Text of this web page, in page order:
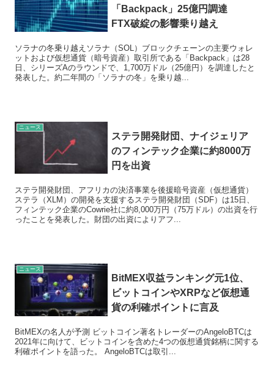
「Backpack」25億円調達
FTX破綻の影響乗り越え
ソラナの冬乗り越えソラナ（SOL）ブロックチェーンの主要ウォレ
ットおよび仮想通貨（暗号資産）取引所である「Backpack」は28
日、シリーズAのラウンドで、1,700万ドル（25億円）を調達したと
発表した。約二年間の「ソラナの冬」を乗り越...
ニュース
ステラ開発財団、ナイジェリア
のフィンテック企業に約8000万
円を出資
ステラ開発財団、アフリカの決済事業を後援暗号資産（仮想通貨）
ステラ（XLM）の開発を支援するステラ開発財団（SDF）は15日、
フィンテック企業のCowrie社に約8,000万円（75万ドル）の出資を行
ったことを発表した。財団の出資によりアフ...
ニュース
BitMEX収益ランキング元1位、
ビットコインやXRPなど仮想通
貨の利確ポイントに言及
BitMEXの名人が予測 ビットコイン著名トレーダーのAngeloBTCは
2021年に向けて、ビットコインを含めた4つの仮想通貨銘柄に関する
利確ポイントを語った。 AngeloBTCは取引...